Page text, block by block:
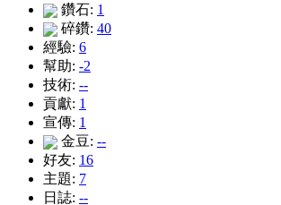
鑽石: 1
碎鑽: 40
經驗: 6
幫助: -2
技術: --
貢獻: 1
宣傳: 1
金豆: --
好友: 16
主題: 7
日誌: --